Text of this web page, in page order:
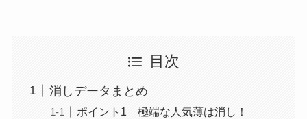
目次
消しデータまとめ
ポイント1 極端な人気薄は消し！